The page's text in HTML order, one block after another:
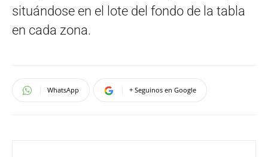
situándose en el lote del fondo de la tabla
en cada zona.
WhatsApp + Seguinos en Google